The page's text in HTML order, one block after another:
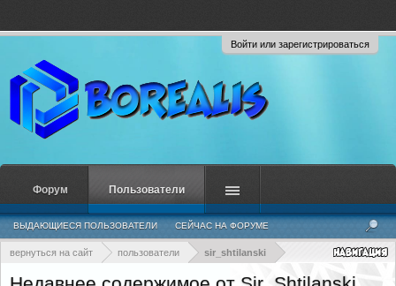
Войти или зарегистрироваться
вернуться на сайт пользователи sir_shtilanski
Форум Пользователи
ВЫДАЮЩИЕСЯ ПОЛЬЗОВАТЕЛИ СЕЙЧАС НА ФОРУМЕ
НЕДАВНЯЯ АКТИВНОСТЬ НОВЫЕ СООБЩЕНИЯ ПРОФИЛЯ